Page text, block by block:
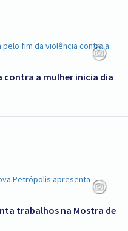
contra a mulher inicia dia
trabalhos na Mostra de